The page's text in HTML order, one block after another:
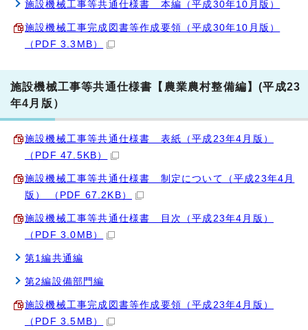
施設機械工事等共通仕様書 本編（平成30年10月版）
施設機械工事完成図書等作成要領（平成30年10月版）
（PDF 3.3MB）
施設機械工事等共通仕様書【農業農村整備編】(平成23
年4月版）
施設機械工事等共通仕様書 表紙（平成23年4月版）
（PDF 47.5KB）
施設機械工事等共通仕様書 制定について（平成23年4月
版） （PDF 67.2KB）
施設機械工事等共通仕様書 目次（平成23年4月版）
（PDF 3.0MB）
第1編共通編
第2編設備部門編
施設機械工事完成図書等作成要領（平成23年4月版）
（PDF 3.5MB）